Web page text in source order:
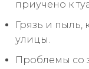
приучено к
Грязь и пыль,
улицы.
Проблемы со